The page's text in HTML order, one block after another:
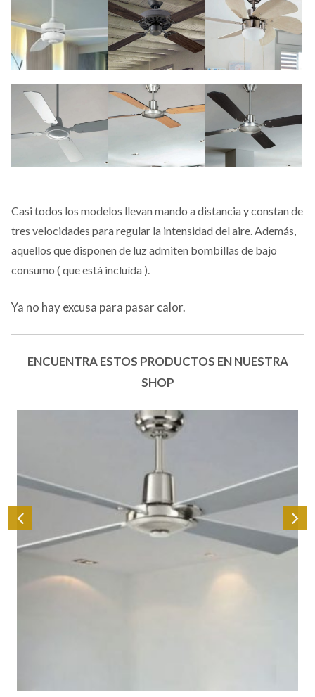
Casi todos los modelos llevan mando a distancia y constan de
tres velocidades para regular la intensidad del aire. Además,
aquellos que disponen de luz admiten bombillas de bajo
consumo ( que está incluída ).
Ya no hay excusa para pasar calor.
ENCUENTRA ESTOS PRODUCTOS EN NUESTRA
SHOP